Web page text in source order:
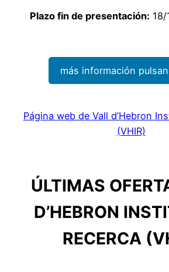
Plazo fin de presentación:
más información
Página web de Vall d’Hebron
(VHIR)
ÚLTIMAS
D’HEBRON
RECERCA